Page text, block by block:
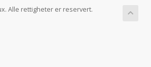
Alle rettigheter er reservert.